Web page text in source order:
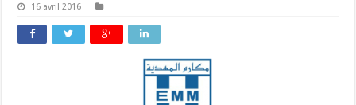
16 avril 2016